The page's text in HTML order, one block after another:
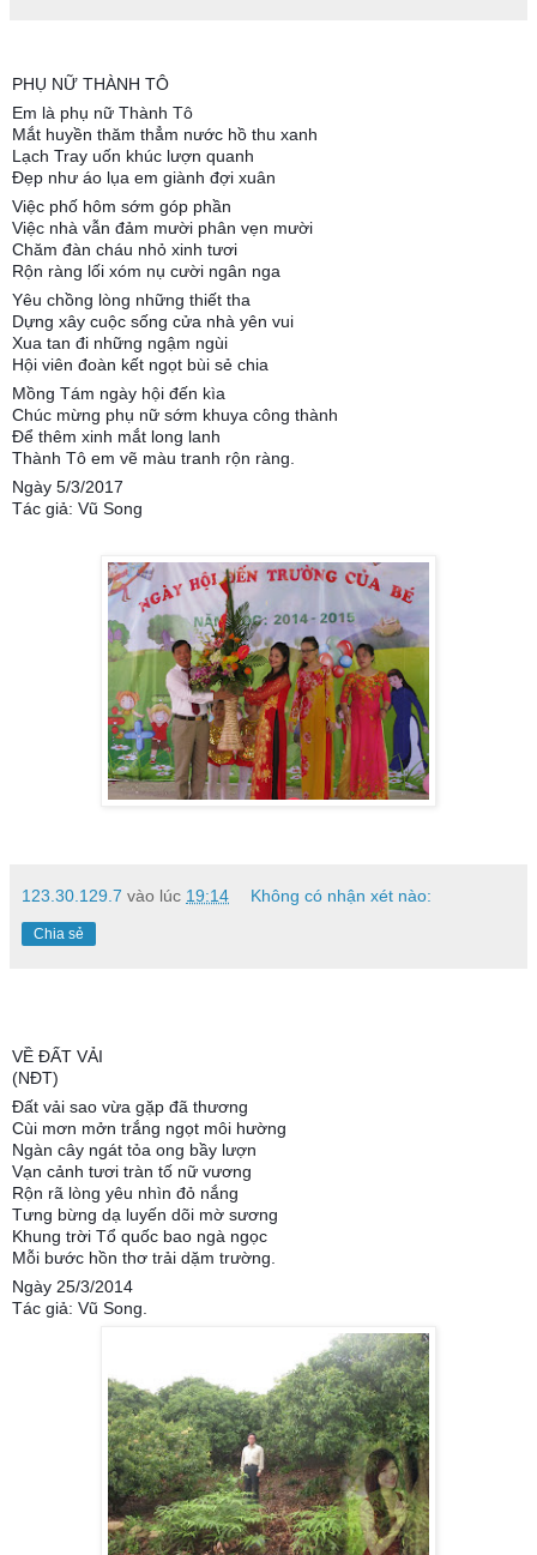
PHỤ NỮ THÀNH TÔ
Em là phụ nữ Thành Tô
Mắt huyền thăm thẳm nước hồ thu xanh
Lạch Tray uốn khúc lượn quanh
Đẹp như áo lụa em giành đợi xuân
Việc phố hôm sớm góp phần
Việc nhà vẫn đảm mười phân vẹn mười
Chăm đàn cháu nhỏ xinh tươi
Rộn ràng lối xóm nụ cười ngân nga
Yêu chồng lòng những thiết tha
Dựng xây cuộc sống cửa nhà yên vui
Xua tan đi những ngậm ngùi
Hội viên đoàn kết ngọt bùi sẻ chia
Mồng Tám ngày hội đến kìa
Chúc mừng phụ nữ sớm khuya công thành
Để thêm xinh mắt long lanh
Thành Tô em vẽ màu tranh rộn ràng.
Ngày 5/3/2017
Tác giả: Vũ Song
123.30.129.7 vào lúc 19:14 Không có nhận xét nào:
Chia sẻ
VỀ ĐẤT VẢI
(NĐT)
Đất vải sao vừa gặp đã thương
Cùi mơn mởn trắng ngọt môi hường
Ngàn cây ngát tỏa ong bầy lượn
Vạn cảnh tươi tràn tố nữ vương
Rộn rã lòng yêu nhìn đỏ nắng
Tưng bừng dạ luyến dõi mờ sương
Khung trời Tổ quốc bao ngà ngọc
Mỗi bước hồn thơ trải dặm trường.
Ngày 25/3/2014
Tác giả: Vũ Song.